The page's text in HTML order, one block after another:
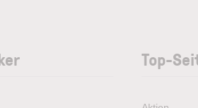
Top-